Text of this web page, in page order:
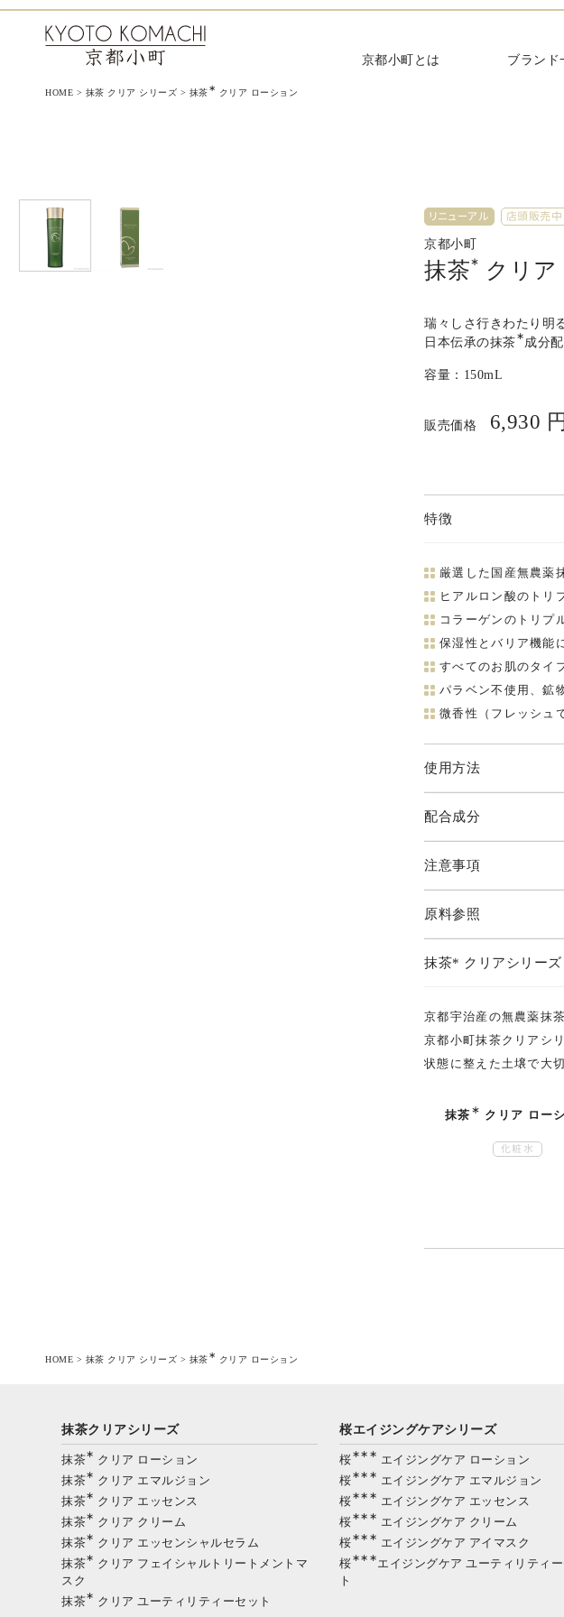
京都小町とは
ブランド
HOME > 抹茶 クリア シリーズ > 抹茶∗ クリア ローション
リニューアル 店頭販売中
京都小町
抹茶∗ クリア
瑞々しさ行きわたり明
日本伝承の抹茶∗成分
容量： 150mL
販売価格 6,930 円
特徴
厳選した国産無農薬
ヒアルロン酸のトリ
コラーゲンのトリプ
保湿性とバリア機能
すべてのお肌のタイ
パラベン不使用、鉱
微香性（フレッシュ
使用方法
配合成分
注意事項
原料参照
抹茶* クリアシリーズ
京都宇治産の無農薬抹
京都小町抹茶クリアシ
状態に整えた土壌で大
抹茶 ∗ クリア ロー
化粧水
HOME > 抹茶 クリア シリーズ > 抹茶∗ クリア ローション
抹茶クリアシリーズ
抹茶∗ クリア ローション
抹茶∗ クリア エマルジョン
抹茶∗ クリア エッセンス
抹茶∗ クリア クリーム
抹茶∗ クリア エッセンシャルセラム
抹茶∗ クリア フェイシャルトリートメントマ
スク
抹茶∗ クリア ユーティリティーセット
桜エイジングケアシリーズ
桜∗∗∗ エイジングケア ローション
桜∗∗∗ エイジングケア エマルジョン
桜∗∗∗ エイジングケア エッセンス
桜∗∗∗ エイジングケア クリーム
桜∗∗∗ エイジングケア アイマスク
桜∗∗∗エイジングケア ユーティリティ
ト